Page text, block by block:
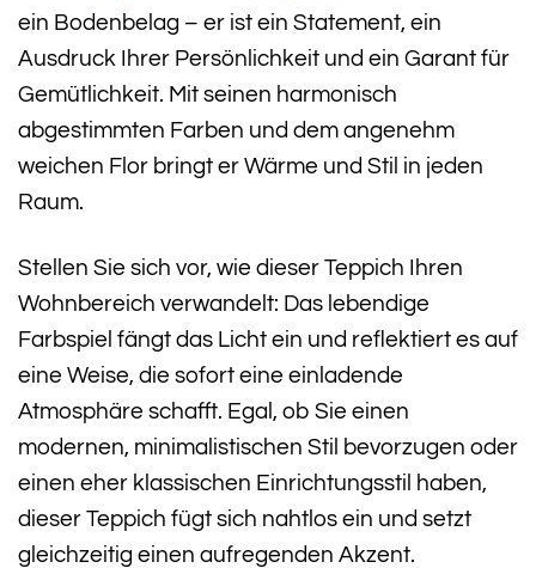
ein Bodenbelag – er ist ein Statement, ein
Ausdruck Ihrer Persönlichkeit und ein Garant für
Gemütlichkeit. Mit seinen harmonisch
abgestimmten Farben und dem angenehm
weichen Flor bringt er Wärme und Stil in jeden
Raum.
Stellen Sie sich vor, wie dieser Teppich Ihren
Wohnbereich verwandelt: Das lebendige
Farbspiel fängt das Licht ein und reflektiert es auf
eine Weise, die sofort eine einladende
Atmosphäre schafft. Egal, ob Sie einen
modernen, minimalistischen Stil bevorzugen oder
einen eher klassischen Einrichtungsstil haben,
dieser Teppich fügt sich nahtlos ein und setzt
gleichzeitig einen aufregenden Akzent.